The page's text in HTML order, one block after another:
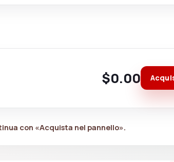
$0.00
con «Acquista nel pannello».